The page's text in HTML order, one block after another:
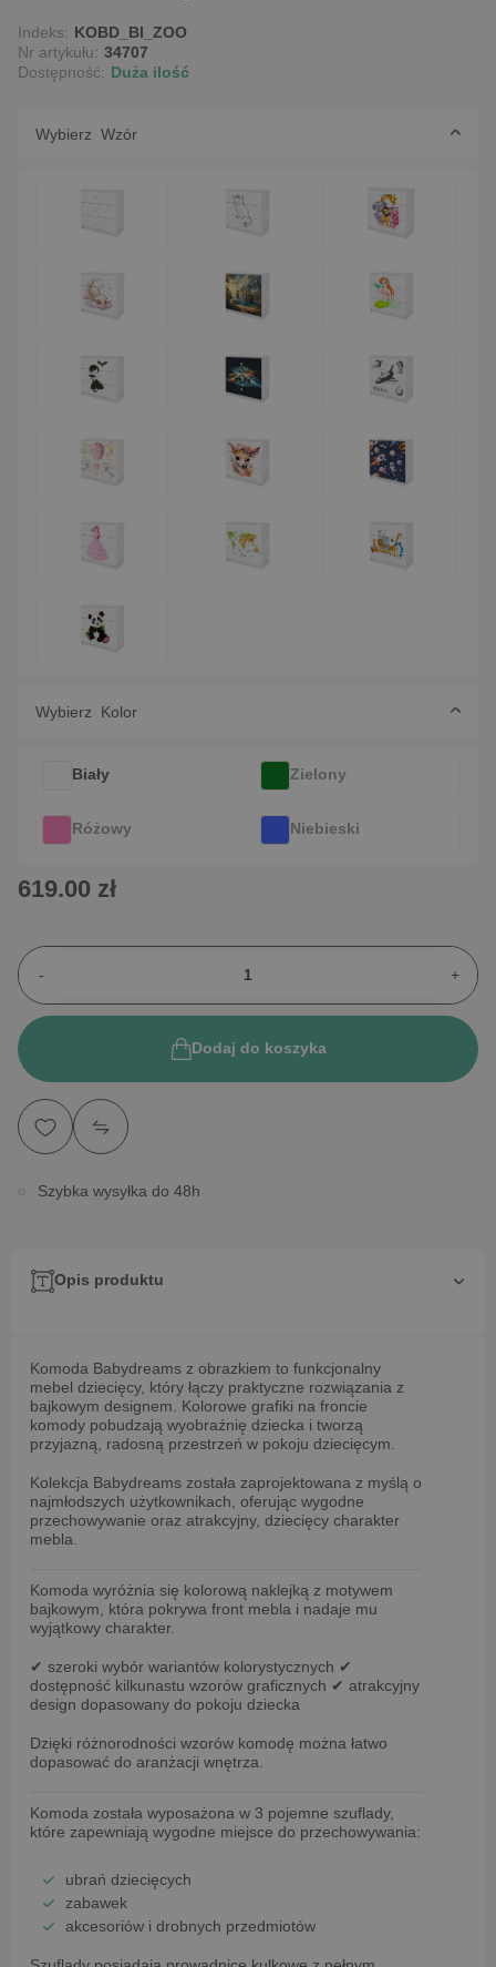
Indeks: KOBD_BI_ZOO
Nr artykułu: 34707
Dostępność: Duża ilość
Wybierz Kolor
Biały Zielony
Różowy Niebieski
Wybierz Wzór
619.00 zł
- +
Dodaj do koszyka
Szybka wysyłka do 48h
Opis produktu
Komoda Babydreams z obrazkiem to funkcjonalny
mebel dziecięcy, który łączy praktyczne rozwiązania z
bajkowym designem. Kolorowe grafiki na froncie
komody pobudzają wyobraźnię dziecka i tworzą
przyjazną, radosną przestrzeń w pokoju dziecięcym.
Kolekcja Babydreams została zaprojektowana z myślą o
najmłodszych użytkownikach, oferując wygodne
przechowywanie oraz atrakcyjny, dziecięcy charakter
mebla.
Komoda wyróżnia się kolorową naklejką z motywem
bajkowym , która pokrywa front mebla i nadaje mu
wyjątkowy charakter.
✔ szeroki wybór wariantów kolorystycznych ✔
dostępność kilkunastu wzorów graficznych ✔ atrakcyjny
design dopasowany do pokoju dziecka
Dzięki różnorodności wzorów komodę można łatwo
dopasować do aranżacji wnętrza.
Komoda została wyposażona w 3 pojemne szuflady,
które zapewniają wygodne miejsce do przechowywania:
ubrań dziecięcych
zabawek
akcesoriów i drobnych przedmiotów